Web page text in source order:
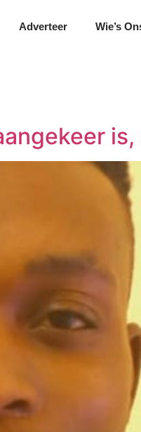
Adverteer Wie’s
is,